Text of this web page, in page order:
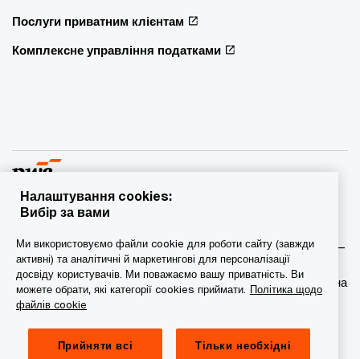
Послуги приватним клієнтам
Комплексне управління податками
учасник/фірми-учасниці мережі PwC, а в деяких випадках –
міжнародна мережа PwC. Кожна фірма мережі є
самостійною юридичною особою. Докладніша інформація на
веб-сторінці www.pwc.com/structure.
Конфіденційність
Налаштування cookies:
Вибір за вами
Ми використовуємо файли cookie для роботи сайту (завжди
активні) та аналітичні й маркетингові для персоналізації
досвіду користувачів. Ми поважаємо вашу приватність. Ви
можете обрати, які категорії cookies приймати. Політика щодо
файлів cookie
Прийняти всі Тільки необхідні